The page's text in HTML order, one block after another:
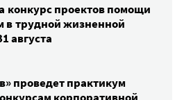
конкурс проектов помощи
в трудной жизненной
августа
проведет практикум